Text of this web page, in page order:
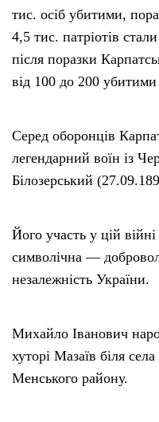
тис. осіб убитими,
4,5 тис. патріотів
після поразки
від 100 до 200
Серед оборонців
легендарний воїн із
Білозерський
Його участь у цій
символічна —
незалежність України.
Михайло Іванович
хуторі Мазаїв біля
Менського району.